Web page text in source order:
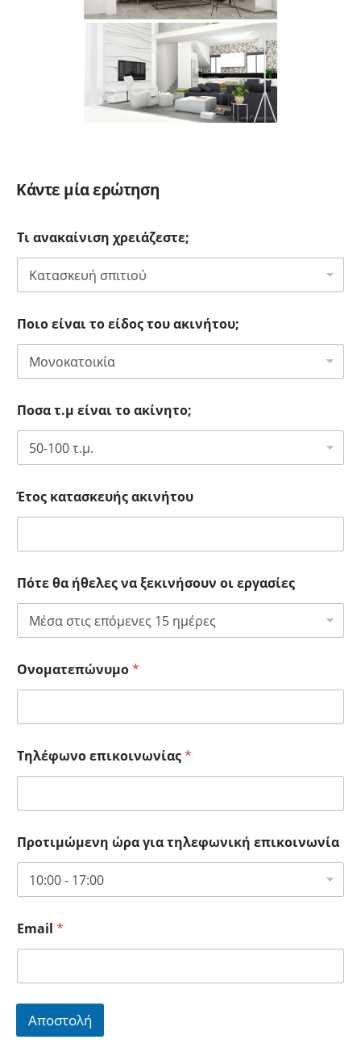
Κάντε μία ερώτηση
Τι ανακαίνιση χρειάζεστε;
Ποιο είναι το είδος του ακινήτου;
Ποσα τ.μ είναι το ακίνητο;
Έτος κατασκευής ακινήτου
Πότε θα ήθελες να ξεκινήσουν οι εργασίες
Ονοματεπώνυμο*
Τηλέφωνο επικοινωνίας*
Προτιμώμενη ώρα για τηλεφωνική επικοινωνία
Email *
Αποστολή